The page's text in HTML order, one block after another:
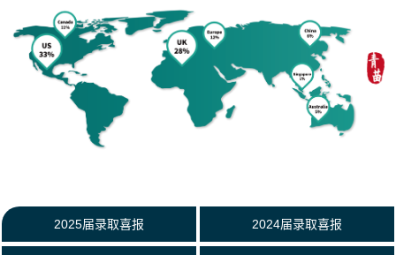
2025届录取喜报 2024届录取喜报